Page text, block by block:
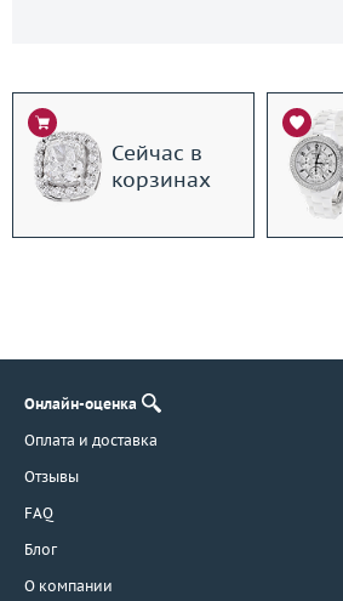
Сейчас в
корзинах
Онлайн-оценка
Оплата и доставка
Отзывы
FAQ
Блог
О компании